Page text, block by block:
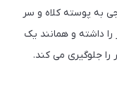
به پوسته کلاه و سر
را داشته و همانند یک
جلوگیری می کند.